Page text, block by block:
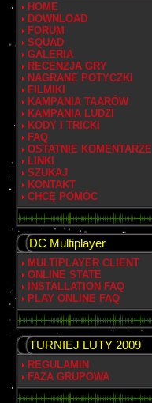
HOME
DOWNLOAD
FORUM
SQUAD
GALERIA
RECENZJA GRY
NAGRANE POTYCZKI
FILMIKI
KAMPANIA TAARÓW
KAMPANIA LUDZI
KODY I TRICKI
FAQ
OSTATNIE KOMENTARZE
LINKI
SZUKAJ
KONTAKT
CHCĘ POMÓC
DC Multiplayer
MULTIPLAYER CLIENT
ONLINE STATE
INSTALLATION FAQ
PLAY ONLINE FAQ
TURNIEJ LUTY 2009
REGULAMIN
FAZA GRUPOWA